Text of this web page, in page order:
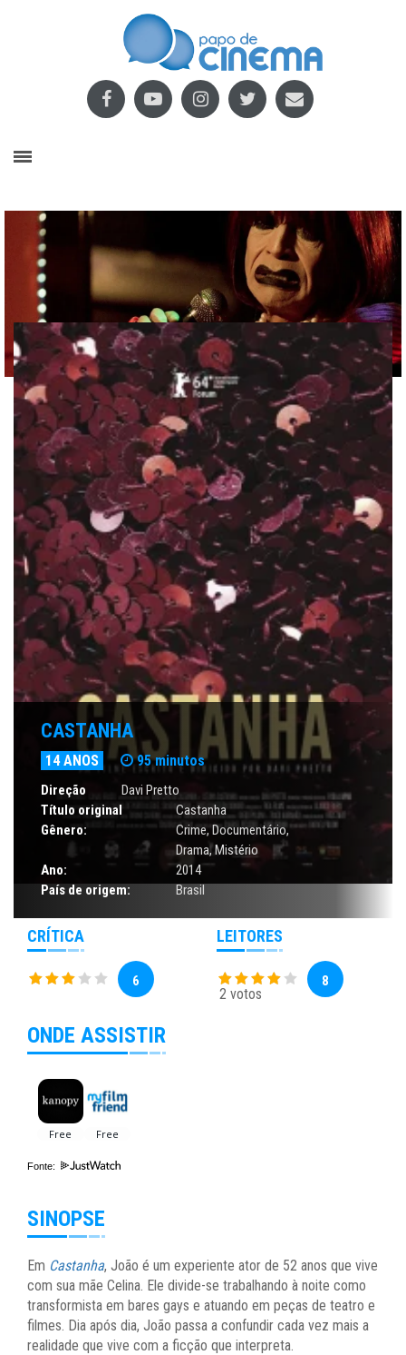
CASTANHA
14 ANOS 95 minutos
Direção
Davi Pretto
Título original
Castanha
Gênero:
Crime,Documentário,
Drama,Mistério
Ano:
2014
País de origem:
Brasil
CRÍTICA
6
LEITORES
2 votos
8
ONDE ASSISTIR
Fonte:
SINOPSE
Em Castanha, João é um experiente ator de 52 anos que vive
com sua mãe Celina. Ele divide-se trabalhando à noite como
transformista em bares gays e atuando em peças de teatro e
filmes. Dia após dia, João passa a confundir cada vez mais a
realidade que vive com a ficção que interpreta.